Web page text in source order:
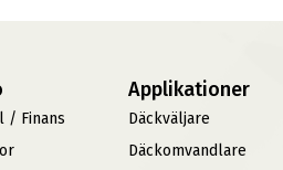
/ Finans
Applikationer
Däckväljare
Däckomvandlare